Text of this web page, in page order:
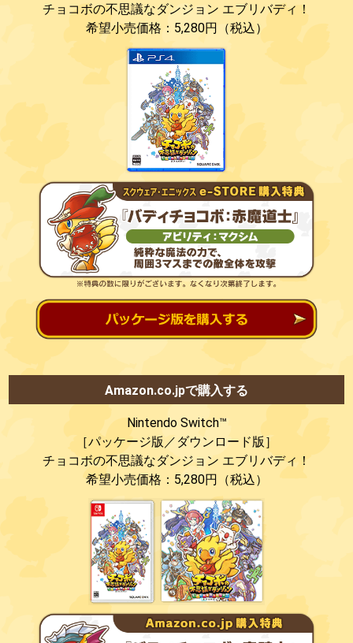
チョコボの不思議なダンジョン エブリバディ！
希望小売価格：5,280円（税込）
Amazon.co.jpで購入する
Nintendo Switch™
［パッケージ版／ダウンロード版］
チョコボの不思議なダンジョン エブリバディ！
希望小売価格：5,280円（税込）